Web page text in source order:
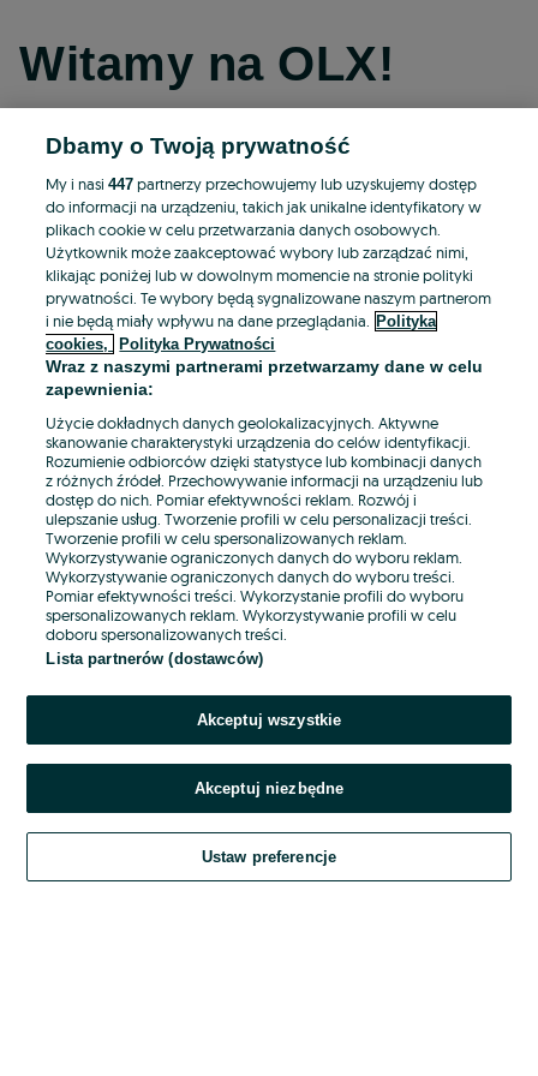
Witamy na OLX!
Kontynuuj przez Facebooka
Kontynuuj przez konto Apple
Kontynuuj przez konto Google
LUB
E-mail
Hasło
Nie pamiętasz hasła?
Zaloguj się
Kontynuując za pośrednictwem jednego z dostawców wskazanych powyżej,
Regulamin serwisu OLX.pl w jego aktualnym brzmieniu.
Dbamy o Twoją prywatność
My i nasi447 partnerzy przechowujemy lub uzyskujemy dostęp
do informacji na urządzeniu, takich jak unikalne identyfikatory w
plikach cookie w celu przetwarzania danych osobowych.
Użytkownik może zaakceptować wybory lub zarządzać nimi,
klikając poniżej lub w dowolnym momencie na stronie polityki
prywatności. Te wybory będą sygnalizowane naszym partnerom
i nie będą miały wpływu na dane przeglądania.
Polityka
cookies,
Polityka Prywatności
Wraz z naszymi partnerami przetwarzamy dane w celu
zapewnienia:
Użycie dokładnych danych geolokalizacyjnych. Aktywne
skanowanie charakterystyki urządzenia do celów identyfikacji.
Rozumienie odbiorców dzięki statystyce lub kombinacji danych
z różnych źródeł. Przechowywanie informacji na urządzeniu lub
dostęp do nich. Pomiar efektywności reklam. Rozwój i
ulepszanie usług. Tworzenie profili w celu personalizacji treści.
Tworzenie profili w celu spersonalizowanych reklam.
Wykorzystywanie ograniczonych danych do wyboru reklam.
Wykorzystywanie ograniczonych danych do wyboru treści.
Pomiar efektywności treści. Wykorzystanie profili do wyboru
spersonalizowanych reklam. Wykorzystywanie profili w celu
doboru spersonalizowanych treści.
Lista partnerów (dostawców)
Akceptuj wszystkie
Akceptuj niezbędne
Ustaw preferencje